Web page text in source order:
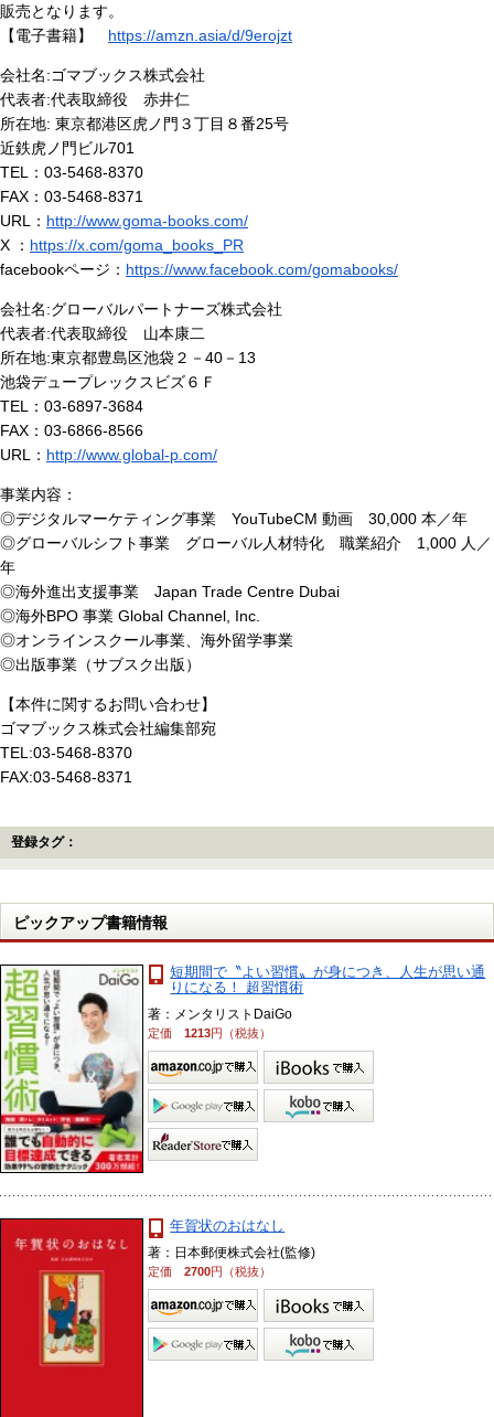
販売となります。
【電子書籍】 https://amzn.asia/d/9erojzt
会社名:ゴマブックス株式会社
代表者:代表取締役 赤井仁
所在地: 東京都港区虎ノ門３丁目８番25号
近鉄虎ノ門ビル701
TEL：03-5468-8370
FAX：03-5468-8371
URL： http://www.goma-books.com/
X ： https://x.com/goma_books_PR
facebookページ： https://www.facebook.com/gomabooks/
会社名:グローバルパートナーズ株式会社
代表者:代表取締役 山本康二
所在地:東京都豊島区池袋２－40－13
池袋デュープレックスビズ６Ｆ
TEL：03-6897-3684
FAX：03-6866-8566
URL： http://www.global-p.com/
事業内容：
◎デジタルマーケティング事業 YouTubeCM 動画 30,000 本／年
◎グローバルシフト事業 グローバル人材特化 職業紹介 1,000 人／
年
◎海外進出支援事業 Japan Trade Centre Dubai
◎海外BPO 事業 Global Channel, Inc.
◎オンラインスクール事業、海外留学事業
◎出版事業（サブスク出版）
【本件に関するお問い合わせ】
ゴマブックス株式会社編集部宛
TEL:03-5468-8370
FAX:03-5468-8371
登録タグ：
ピックアップ書籍情報
短期間で〝よい習慣〟が身につき、人生が思い通
りになる！ 超習慣術
著：メンタリストDaiGo
定価1213円（税抜）
年賀状のおはなし
著：日本郵便株式会社(監修)
定価2700円（税抜）